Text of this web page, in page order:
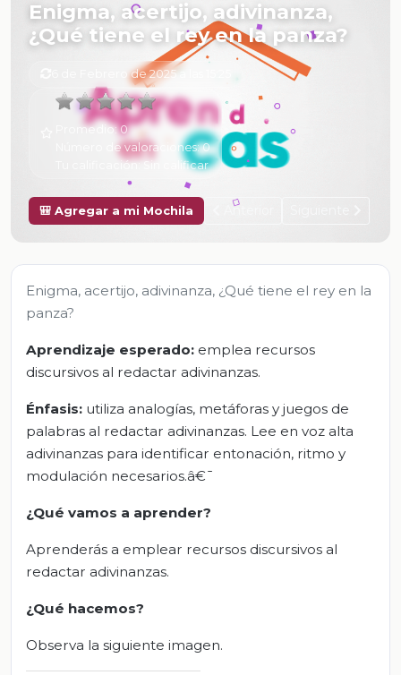
Enigma, acertijo, adivinanza,
¿Qué tiene el rey en la panza?
6 de Febrero de 2025 a las 15:25
Promedio:0
Número de valoraciones:0
Tu calificación: Sin calificar
🎒 Agregar a mi Mochila Anterior
Enigma, acertijo, adivinanza, ¿Qué tiene el rey en la
panza?
Aprendizaje esperado: emplea recursos
discursivos al redactar adivinanzas.
Énfasis: utiliza analogías, metáforas y juegos de
palabras al redactar adivinanzas. Lee en voz alta
adivinanzas para identificar entonación, ritmo y
modulación necesarios.â€¯
¿Qué vamos a aprender?
Aprenderás a emplear recursos discursivos al
redactar adivinanzas.
¿Qué hacemos?
Observa la siguiente imagen.